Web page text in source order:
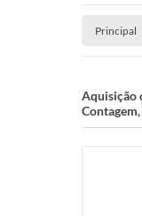
Principal
Aquisição